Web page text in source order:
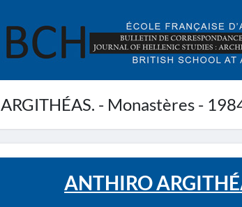
- Monastères -
ANTHIRO